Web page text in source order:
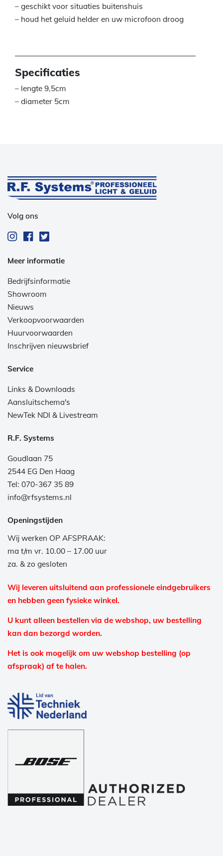
– geschikt voor situaties buitenshuis
– houd het geluid helder en uw microfoon droog
Specificaties
– lengte 9,5cm
– diameter 5cm
Volg ons
Meer informatie
Bedrijfsinformatie
Showroom
Nieuws
Verkoopvoorwaarden
Huurvoorwaarden
Inschrijven nieuwsbrief
Service
Links & Downloads
Aansluitschema's
NewTek NDI & Livestream
R.F. Systems
Goudlaan 75
2544 EG Den Haag
Tel: 070-367 35 89
info@rfsystems.nl
Openingstijden
Wij werken OP AFSPRAAK:
ma t/m vr. 10.00 – 17.00 uur
za. & zo gesloten
Wij leveren uitsluitend aan professionele eindgebruikers
en hebben geen fysieke winkel.
U kunt alleen bestellen via de webshop, uw bestelling
kan dan bezorgd worden.
Het is ook mogelijk om uw webshop bestelling (op
afspraak) af te halen.